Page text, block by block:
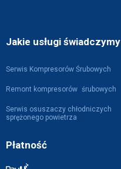
Jakie usługi świadczymy
Serwis Kompresorów Śrubowych
Remont kompresorów śrubowych
Serwis osuszaczy chłodniczych
sprężonego powietrza
Płatność